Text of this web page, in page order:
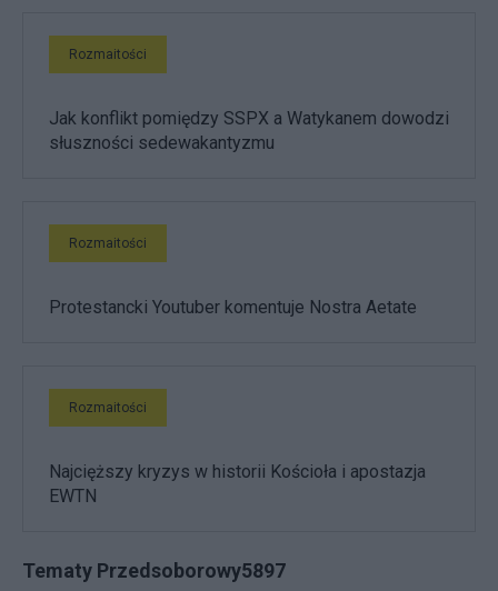
Rozmaitości
Jak konflikt pomiędzy SSPX a Watykanem dowodzi
słuszności sedewakantyzmu
Rozmaitości
Protestancki Youtuber komentuje Nostra Aetate
Rozmaitości
Najcięższy kryzys w historii Kościoła i apostazja
EWTN
Tematy Przedsoborowy5897